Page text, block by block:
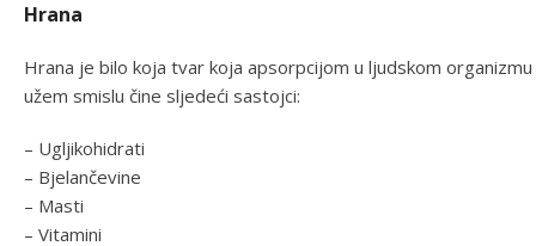
Hrana
Hrana je bilo koja tvar koja apsorpcijom u ljudskom
užem smislu čine sljedeći sastojci:
– Ugljikohidrati
– Bjelančevine
– Masti
– Vitamini